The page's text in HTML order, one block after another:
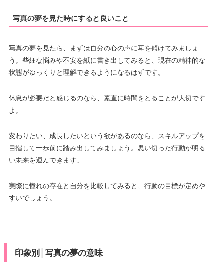
写真の夢を見た時にすると良いこと
写真の夢を見たら、まずは自分の心の声に耳を傾けてみましょ
う。些細な悩みや不安を紙に書き出してみると、現在の精神的な
状態がゆっくりと理解できるようになるはずです。
休息が必要だと感じるのなら、素直に時間をとることが大切です
よ。
変わりたい、成長したいという欲があるのなら、スキルアップを
目指して一歩前に踏み出してみましょう。思い切った行動が明る
い未来を運んできます。
実際に憧れの存在と自分を比較してみると、行動の目標が定めや
すいでしょう。
印象別│写真の夢の意味